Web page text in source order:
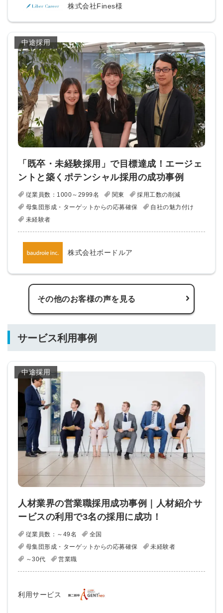
株式会社Fines様
中途採用
「既卒・未経験採用」で目標達成！エージェ
ントと築くポテンシャル採用の成功事例
従業員数：1000～2999名 関東
採用工数の削減
母集団形成・ターゲットからの応募確保
自社の魅力付け
未経験者
株式会社ボードルア
その他のお客様の声を見る
サービス利用事例
中途採用
人材業界の営業職採用成功事例｜人材紹介サ
ービスの利用で3名の採用に成功！
従業員数：～49名
全国
母集団形成・ターゲットからの応募確保
未経験者
～30代
営業職
利用サービス